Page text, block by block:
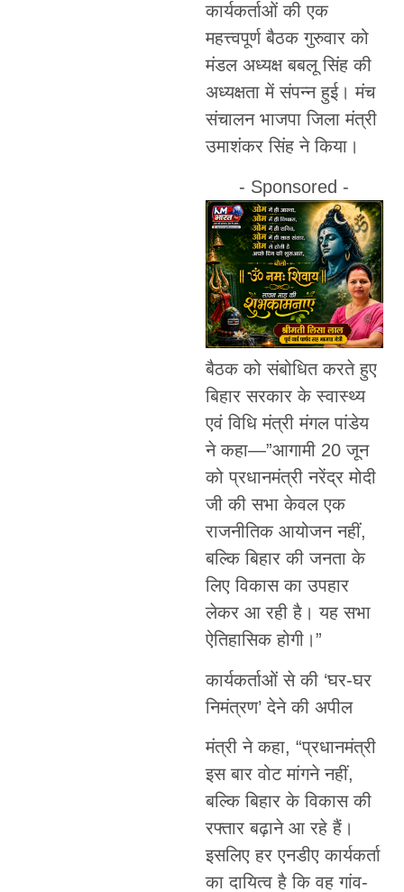
कार्यकर्ताओं की एक
महत्त्वपूर्ण बैठक गुरुवार को
मंडल अध्यक्ष बबलू सिंह की
अध्यक्षता में संपन्न हुई। मंच
संचालन भाजपा जिला मंत्री
उमाशंकर सिंह ने किया।
- Sponsored -
बैठक को संबोधित करते हुए
बिहार सरकार के स्वास्थ्य
एवं विधि मंत्री मंगल पांडेय
ने कहा—”आगामी 20 जून
को प्रधानमंत्री नरेंद्र मोदी
जी की सभा केवल एक
राजनीतिक आयोजन नहीं,
बल्कि बिहार की जनता के
लिए विकास का उपहार
लेकर आ रही है। यह सभा
ऐतिहासिक होगी।”
कार्यकर्ताओं से की ‘घर-घर
निमंत्रण’ देने की अपील
मंत्री ने कहा, “प्रधानमंत्री
इस बार वोट मांगने नहीं,
बल्कि बिहार के विकास की
रफ्तार बढ़ाने आ रहे हैं।
इसलिए हर एनडीए कार्यकर्ता
का दायित्व है कि वह गांव-